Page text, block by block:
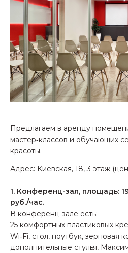
Предлагаем в аренду
мастер‑классов и обучающих
красоты.
Адрес: Киевская, 18, 3 этаж
1. Конференц-зал, площадь:
руб./час.
В конференц-зале есть:
25 комфортных пластиковых
Wi‑Fi, стол, ноутбук, зерновая
дополнительные стулья,